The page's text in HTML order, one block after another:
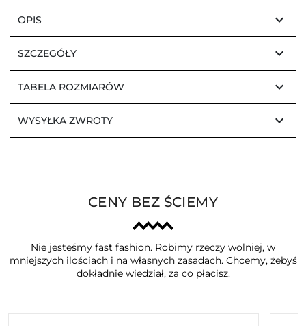
OPIS keyboard_arrow_down
SZCZEGÓŁY keyboard_arrow_down
TABELA ROZMIARÓW keyboard_arrow_down
WYSYŁKA ZWROTY keyboard_arrow_down
CENY BEZ ŚCIEMY
Nie jesteśmy fast fashion. Robimy rzeczy wolniej, w
mniejszych ilościach i na własnych zasadach. Chcemy, żebyś
dokładnie wiedział, za co płacisz.